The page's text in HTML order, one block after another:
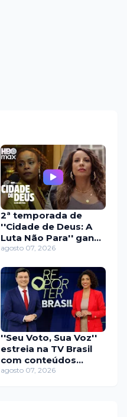
2ª temporada de
''Cidade de Deus: A
Luta Não Para'' ganha
primeiro teaser; veja
agosto 07, 2026
''Seu Voto, Sua Voz''
estreia na TV Brasil
com conteúdos
sobre eleições e
agosto 07, 2026